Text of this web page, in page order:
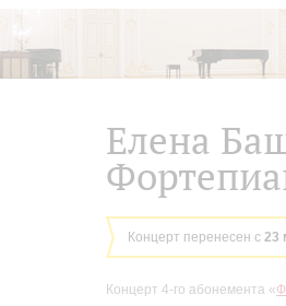
Елена
Концерт перенесен с 23
Концерт 4-го абонемента «